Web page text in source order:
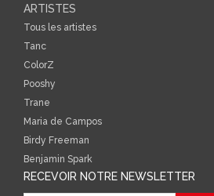
ARTISTES
Tous les artistes
Tanc
ColorZ
Pooshy
Trane
Maria de Campos
Birdy Freeman
Benjamin Spark
RECEVOIR NOTRE NEWSLETTER